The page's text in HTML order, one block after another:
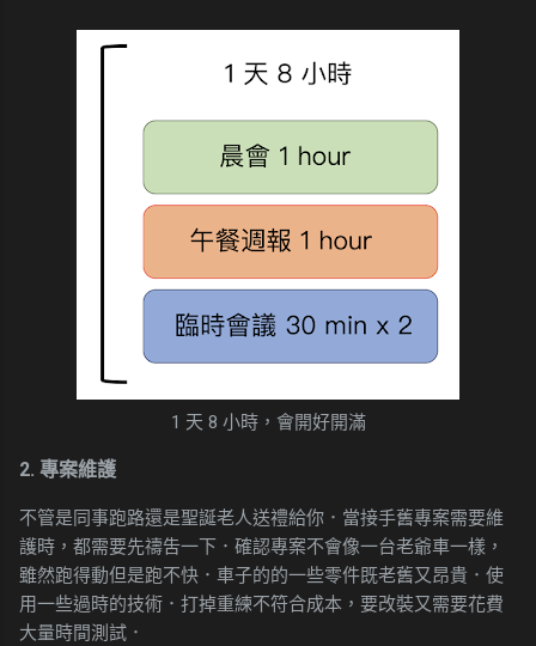
1 天 8 小時，會開好開滿
2. 專案維護
不管是同事跑路還是聖誕老人送禮給你．當接手舊專案需要維
護時，都需要先禱吿一下．確認專案不會像一台老爺車一樣，
雖然跑得動但是跑不快．車子的的一些零件既老舊又昂貴．使
用一些過時的技術．打掉重練不符合成本，要改裝又需要花費
大量時間測試．